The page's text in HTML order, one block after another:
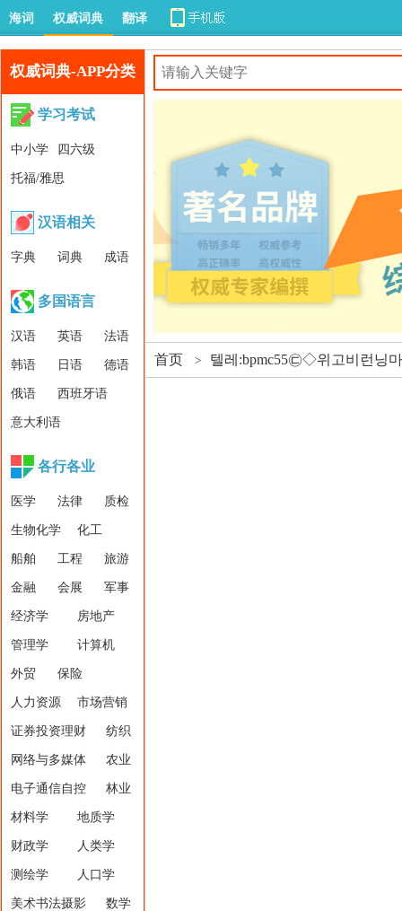
海词 权威词典 翻译
权威词典-APP分类
学习考试
中小学 四六级
托福/雅思
汉语相关
字典 词典 成语
多国语言
汉语 英语 法语
韩语 日语 德语
俄语 西班牙语
意大利语
各行各业
医学 法律 质检
生物化学 化工
船舶 工程 旅游
金融 会展 军事
经济学 房地产
管理学 计算机
外贸 保险
人力资源 市场营销
证券投资理财 纺织
网络与多媒体 农业
电子通信自控 林业
材料学 地质学
财政学 人类学
测绘学 人口学
美术书法摄影 数学
首页 > 텔레:bpmc55㉢◇위고비런닝